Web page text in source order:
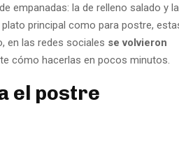
empanadas: la de relleno salado y
principal como para postre,
en las redes sociales se volvieron
cómo hacerlas en pocos minutos.
el postre